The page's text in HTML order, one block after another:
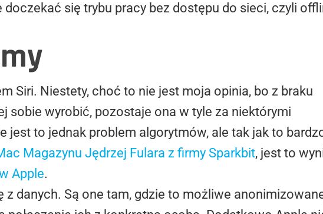
się trybu pracy bez dostępu do sieci, czyli
Siri. Niestety, choć to nie jest moja opinia, bo z braku
sobie wyrobić, pozostaje ona w tyle za niektórymi
jest to jednak problem algorytmów, ale tak jak to
Magazynu Jędrzej Fulara z firmy Sparkbit, jest to
Apple.
z danych. Są one tam, gdzie to możliwe